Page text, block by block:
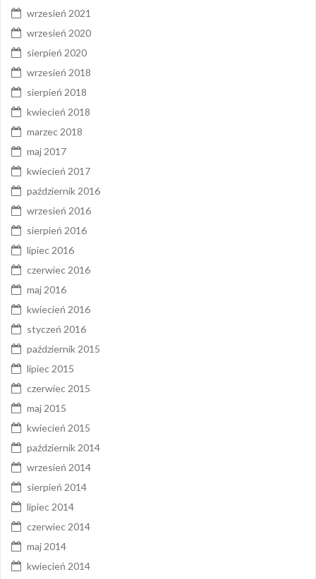
wrzesień 2021
wrzesień 2020
sierpień 2020
wrzesień 2018
sierpień 2018
kwiecień 2018
marzec 2018
maj 2017
kwiecień 2017
październik 2016
wrzesień 2016
sierpień 2016
lipiec 2016
czerwiec 2016
maj 2016
kwiecień 2016
styczeń 2016
październik 2015
lipiec 2015
czerwiec 2015
maj 2015
kwiecień 2015
październik 2014
wrzesień 2014
sierpień 2014
lipiec 2014
czerwiec 2014
maj 2014
kwiecień 2014